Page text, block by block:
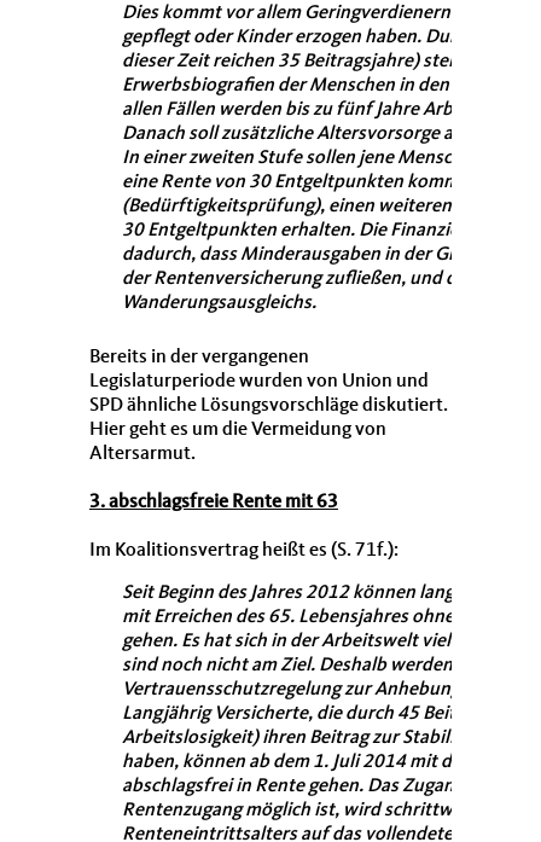
Dies kommt vor allem Geringverdienern zugute
gepflegt oder Kinder erzogen haben. Durch eine
dieser Zeit reichen 35 Beitragsjahre) stellen wir
Erwerbsbiografien der Menschen in den neuen
allen Fällen werden bis zu fünf Jahre
Danach soll zusätzliche Altersvorsorge als
In einer zweiten Stufe sollen jene Menschen, die
eine Rente von 30 Entgeltpunkten kommen,
(Bedürftigkeitsprüfung), einen weiteren Zuschlag
30 Entgeltpunkten erhalten. Die Finanzierung
dadurch, dass Minderausgaben in der
der Rentenversicherung zufließen, und durch die
Wanderungsausgleichs.
Bereits in der vergangenen
Legislaturperiode wurden von Union und
SPD ähnliche Lösungsvorschläge diskutiert.
Hier geht es um die Vermeidung von
Altersarmut.
3. abschlagsfreie Rente mit 63
Im Koalitionsvertrag heißt es (S. 71f.):
Seit Beginn des Jahres 2012 können langjährig
mit Erreichen des 65. Lebensjahres ohne die
gehen. Es hat sich in der Arbeitswelt viel zu
sind noch nicht am Ziel. Deshalb werden wir die
Vertrauensschutzregelung zur Anhebung der
Langjährig Versicherte, die durch 45
Arbeitslosigkeit) ihren Beitrag zur Stabilisierung
haben, können ab dem 1. Juli 2014 mit dem
abschlagsfrei in Rente gehen. Das Zugangsalter,
Rentenzugang möglich ist, wird schrittweise
Renteneintrittsalters auf das vollendete 65.